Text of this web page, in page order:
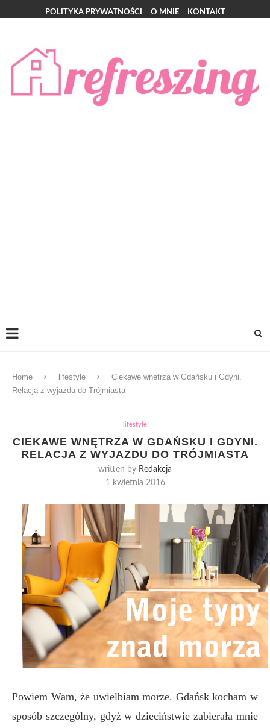
POLITYKA PRYWATNOŚCI O MNIE KONTAKT
Home lifestyle
Ciekawe wnętrza w Gdańsku i Gdyni.
Relacja z wyjazdu do Trójmiasta
lifestyle
CIEKAWE WNĘTRZA W GDAŃSKU I GDYNI.
RELACJA Z WYJAZDU DO TRÓJMIASTA
written by Redakcja
1 kwietnia 2016
Powiem Wam, że uwielbiam morze. Gdańsk kocham w
sposób szczególny, gdyż w dzieciństwie zabierała mnie